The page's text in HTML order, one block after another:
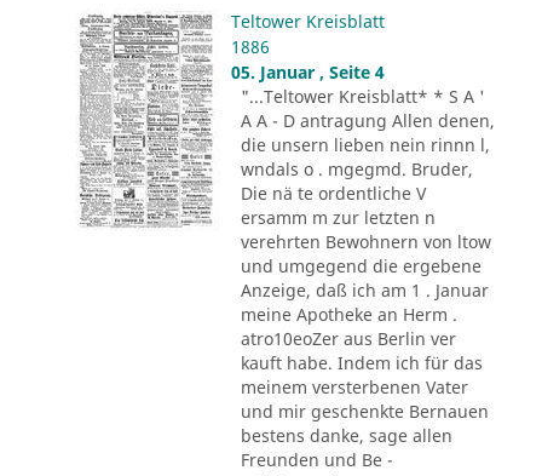
Teltower Kreisblatt
1886
05. Januar , Seite 4
"...Teltower Kreisblatt* * S A '
A A - D antragung Allen denen,
die unsern lieben nein rinnn l,
wndals o . mgegmd. Bruder,
Die nä te ordentliche V
ersamm m zur letzten n
verehrten Bewohnern von ltow
und umgegend die ergebene
Anzeige, daß ich am 1 . Januar
meine Apotheke an Herm .
atro10eoZer aus Berlin ver
kauft habe. Indem ich für das
meinem versterbenen Vater
und mir geschenkte Bernauen
bestens danke, sage allen
Freunden und Be -